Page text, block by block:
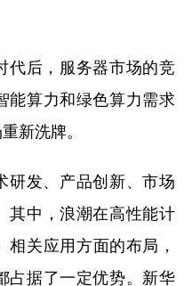
后，服务器市场的竞
能算力和绿色算力需求
新洗牌。
发、产品创新、市场
其中，浪潮在高性能计
关应用方面的布局，
占据了一定优势。新华